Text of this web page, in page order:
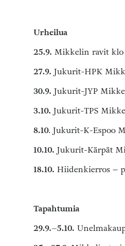
Urheilua
25.9. Mikkelin ravit klo
27.9. Jukurit-HPK
30.9. Jukurit-JYP
3.10. Jukurit-TPS
8.10. Jukurit-K-Espoo
10.10. Jukurit-Kärpät
18.10. Hiidenkierros –
Tapahtumia
29.9.–5.10.